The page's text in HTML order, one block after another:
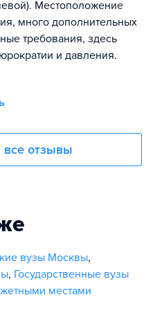
Местоположение
много дополнительных
требования, здесь
и давления.
все отзывы
вузы Москвы,
, Государственные вузы
местами